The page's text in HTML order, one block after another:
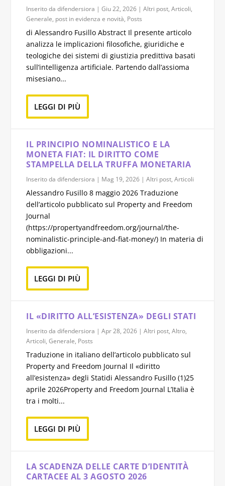
Inserito dadifendersiora |Giu 22, 2026 |Altri post,Articoli,
Generale, post in evidenza e novità, Posts
di Alessandro Fusillo Abstract Il presente articolo
analizza le implicazioni filosofiche, giuridiche e
teologiche dei sistemi di giustizia predittiva basati
sull’intelligenza artificiale. Partendo dall’assioma
misesiano...
LEGGI DI PIÙ
IL PRINCIPIO NOMINALISTICO E LA
MONETA FIAT: IL DIRITTO COME
STAMPELLA DELLA TRUFFA MONETARIA
Inserito dadifendersiora | Mag 19, 2026 |Altri post,Articoli
Alessandro Fusillo 8 maggio 2026 Traduzione
dell’articolo pubblicato sul Property and Freedom
Journal
(https://propertyandfreedom.org/journal/the-
nominalistic-principle-and-fiat-money/) In materia di
obbligazioni...
LEGGI DI PIÙ
IL «DIRITTO ALL’ESISTENZA» DEGLI STATI
Inserito dadifendersiora |Apr 28, 2026 |Altri post,Altro,
Articoli,Generale, Posts
Traduzione in italiano dell’articolo pubblicato sul
Property and Freedom Journal Il «diritto
all’esistenza» degli Statidi Alessandro Fusillo (1)25
aprile 2026Property and Freedom Journal L’Italia è
tra i molti...
LEGGI DI PIÙ
LA SCADENZA DELLE CARTE D’IDENTITÀ
CARTACEE AL 3 AGOSTO 2026